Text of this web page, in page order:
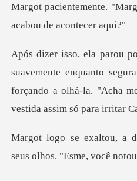
Margot pacientemente.
enquanto
forçando a olhá-la. "Ac
seus olhos. "